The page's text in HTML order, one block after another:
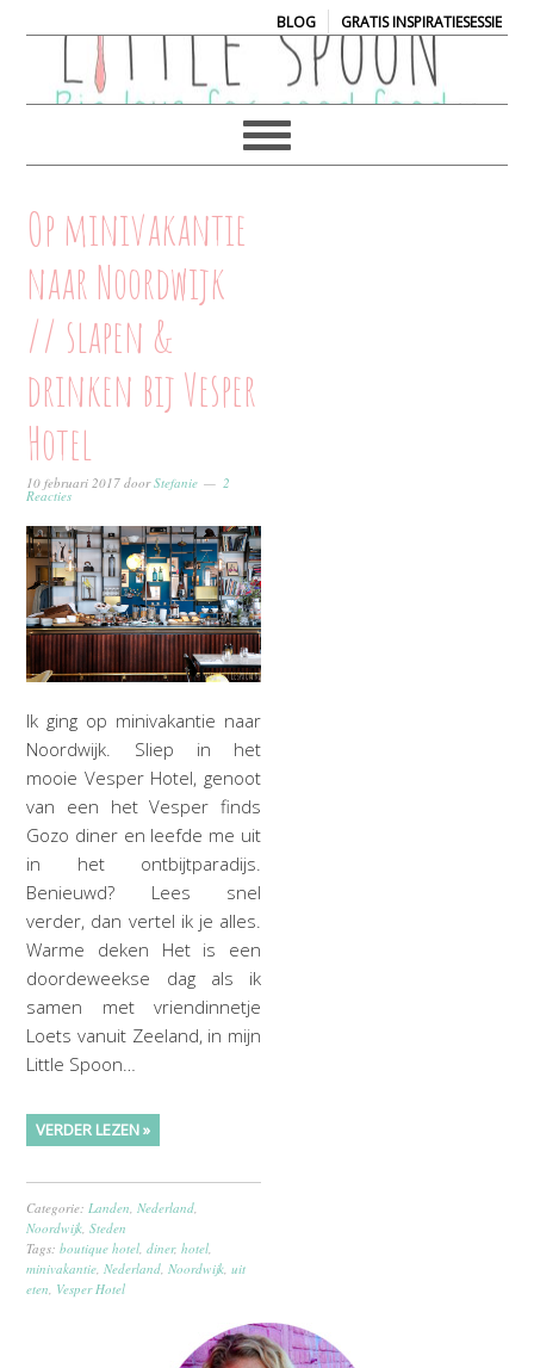
BLOG| GRATIS INSPIRATIESESSIE
Op minivakantie
naar Noordwijk
// slapen &
drinken bij Vesper
Hotel
10 februari 2017 doorStefanie 2
Reacties
Ik ging op minivakantie naar
Noordwijk. Sliep in het
mooie Vesper Hotel, genoot
van een het Vesper finds
Gozo diner en leefde me uit
in het ontbijtparadijs.
Benieuwd? Lees snel
verder, dan vertel ik je alles.
Warme deken Het is een
doordeweekse dag als ik
samen met vriendinnetje
Loets vanuit Zeeland, in mijn
Little Spoon…
VERDER LEZEN »
Categorie:Landen,Nederland,
Noordwijk,Steden
Tags:boutique hotel,diner,hotel,
minivakantie,Nederland,Noordwijk,uit
eten, Vesper Hotel